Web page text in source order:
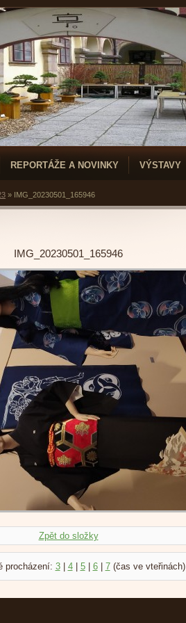
REPORTÁŽE A NOVINKY VÝSTAVY
» IMG_20230501_165946
IMG_20230501_165946
Zpět do složky
procházení: 3| 4| 5| 6| 7(čas ve vteřinách)